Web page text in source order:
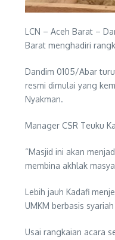
LCN – Aceh Barat –
Barat menghadiri
Dandim 0105/Abar
resmi dimulai yang
Nyakman.
Manager CSR Teuku
“Masjid ini akan
membina akhlak
Lebih jauh Kadafi
UMKM berbasis
Usai rangkaian acara